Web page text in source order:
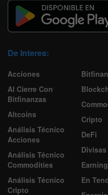
De Interes:
Acciones
Al Cierre Con
Bitfinanzas
Altcoins
Análisis Técnico
Acciones
Análisis Técnico
Commodities
Análisis Técnico
Cripto
Cripto
DeFi
Divisas
En